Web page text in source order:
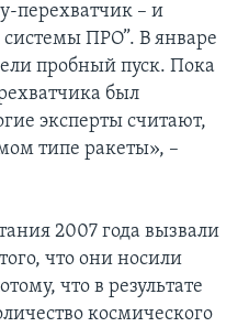
перехватчик – и
ПРО”. В январе
пробный пуск. Пока
был
эксперты считают,
типе ракеты», –
2007 года вызвали
что они носили
что в результате
космического